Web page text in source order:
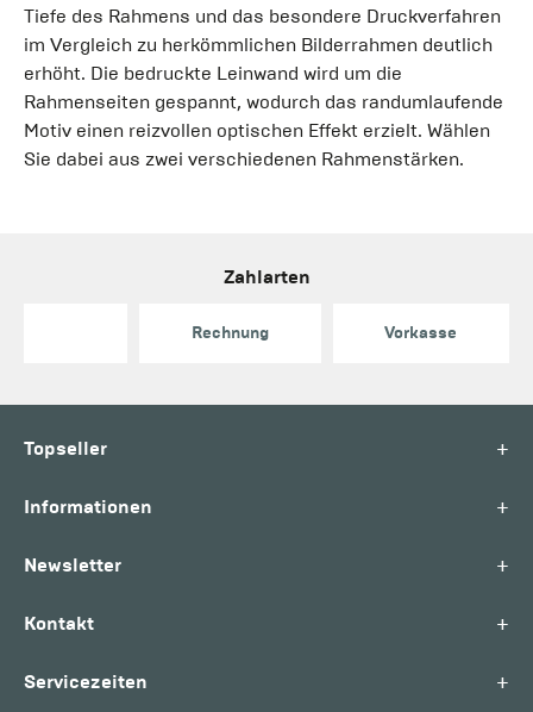
Tiefe des Rahmens und das besondere Druckverfahren
im Vergleich zu herkömmlichen Bilderrahmen deutlich
erhöht. Die bedruckte Leinwand wird um die
Rahmenseiten gespannt, wodurch das randumlaufende
Motiv einen reizvollen optischen Effekt erzielt. Wählen
Sie dabei aus zwei verschiedenen Rahmenstärken.
Zahlarten
Rechnung Vorkasse
Topseller +
Informationen +
Newsletter +
Kontakt +
Servicezeiten +